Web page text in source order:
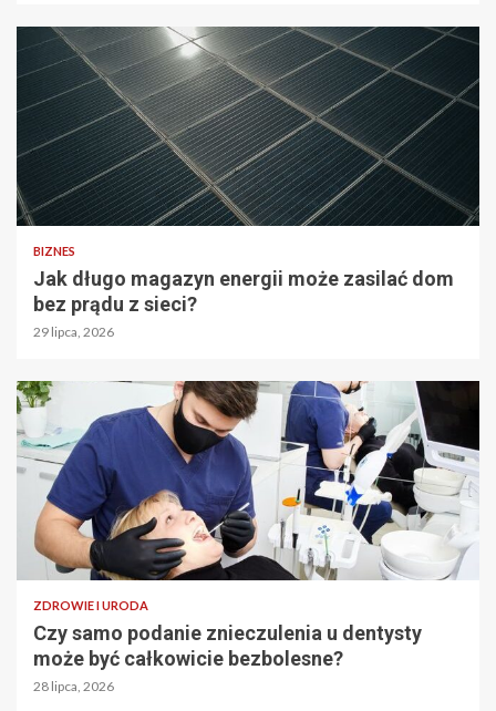
BIZNES
Jak długo magazyn energii może zasilać dom
bez prądu z sieci?
29 lipca, 2026
ZDROWIE I URODA
Czy samo podanie znieczulenia u dentysty
może być całkowicie bezbolesne?
28 lipca, 2026